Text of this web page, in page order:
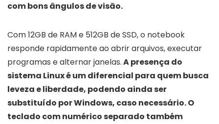
com bons ângulos de visão.
Com 12GB de RAM e 512GB de SSD, o notebook
responde rapidamente ao abrir arquivos, executar
programas e alternar janelas.A presença do
sistema Linux é um diferencial para quem busca
leveza e liberdade, podendo ainda ser
substituído por Windows, caso necessário. O
teclado com numérico separado também